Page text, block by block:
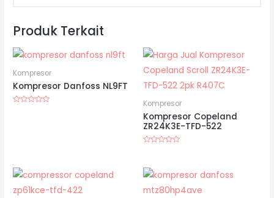
Produk Terkait
Kompresor
Kompresor Danfoss NL9FT
Kompresor
Kompresor Copeland
ZR24K3E-TFD-522
5